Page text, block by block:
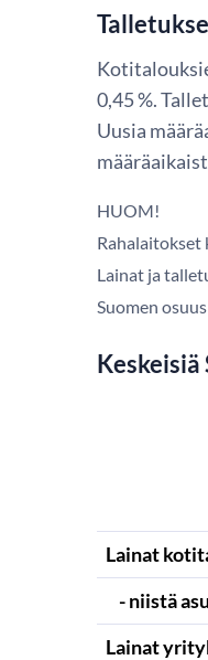
0,45 %.
Uusia
HUOM!
Rahalaitokset
Lainat ja
Suomen
Lainat
- niistä
Lainat